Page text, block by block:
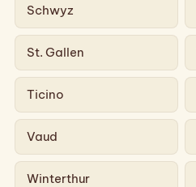
Schwyz
St. Gallen
Ticino
Vaud
Winterthur